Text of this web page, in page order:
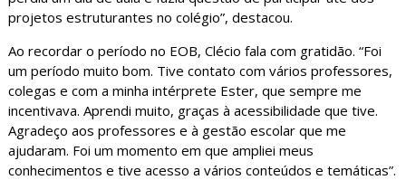
projetos estruturantes no colégio”, destacou.
Ao recordar o período no EOB, Clécio fala com gratidão. “Foi
um período muito bom. Tive contato com vários professores,
colegas e com a minha intérprete Ester, que sempre me
incentivava. Aprendi muito, graças à acessibilidade que tive.
Agradeço aos professores e à gestão escolar que me
ajudaram. Foi um momento em que ampliei meus
conhecimentos e tive acesso a vários conteúdos e temáticas”.